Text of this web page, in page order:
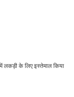
लकड़ी के लिए इस्तेमाल किया